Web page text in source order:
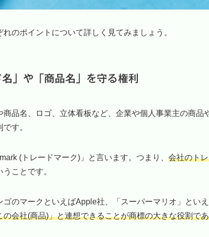
のポイントについて詳しく見てみましょう。
」や「商品名」を守る権利
品名、ロゴ、立体看板など、企業や個人事業主の商品
す。
(トレードマーク)」と言います。つまり、 会社のト
うことです。
ゴのマークといえばApple社、「スーパーマリオ」とい
の会社(商品)」と連想できることが商標の大きな役割で